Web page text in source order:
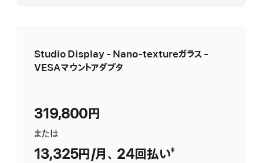
Studio Display - Nano-textureガラス -
VESAマウントアダプタ
319,800円
ま た は
13,325円/月、 月
24回払い支払い回数
（二重短剣符の
‡